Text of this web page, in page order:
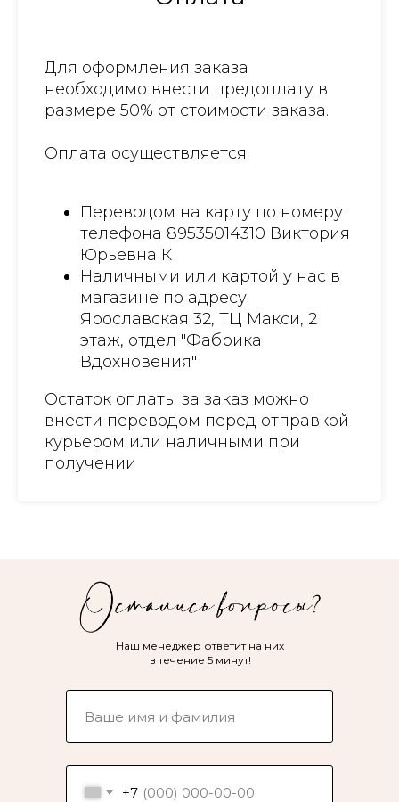
Для оформления заказа
необходимо внести предоплату в
размере 50% от стоимости заказа.
Оплата осуществляется:
Переводом на карту по номеру
телефона 89535014310 Виктория
Юрьевна К
Наличными или картой у нас в
магазине по адресу:
Ярославская 32, ТЦ Макси, 2
этаж, отдел "Фабрика
Вдохновения"
Остаток оплаты за заказ можно
внести переводом перед отправкой
курьером или наличными при
получении
+7
Наш менеджер ответит на них
в течение 5 минут!